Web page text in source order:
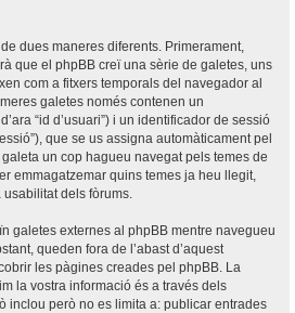
dues maneres diferents. Primerament,
que el phpBB creï una sèrie de galetes, uns
com a fitxers temporals del navegador al
galetes només contenen un
“id d’usuari”) i un identificador de sessió
que se us assigna automàticament pel
un cop hagueu navegat pels temes de
emmagatzemar quins temes ja heu llegit,
dels fòrums.
galetes externes al phpBB mentre navegueu
queden fora de l’abast d’aquest
les pàgines creades pel phpBB. La
la vostra informació és a través dels
inclou però no es limita a: publicar entrades